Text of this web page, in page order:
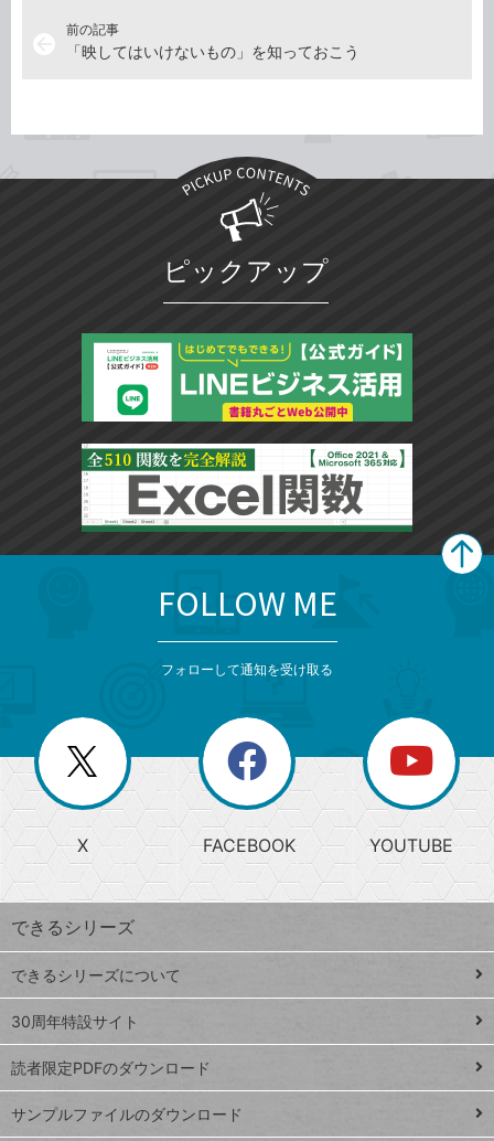
前の記事
「映してはいけないもの」を知っておこう
ピックアップ
じ
る
search
検
索
上
昇
ワ
ー
ド
Google
スプレ
ッドシ
ート
iPhone
VLOOKUP
閉
じ
る
ー
か
ら
探
す
ト
ッ
プ
ペ
ジ
FOLLOW ME
フォローして通知を受け取る
X FACEBOOK YOUTUBE
できるシリーズ
できるシリーズについて
30周年特設サイト
読者限定PDFのダウンロード
サンプルファイルのダウンロード